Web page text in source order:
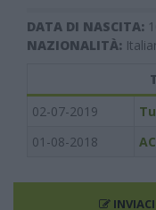
DATA DI NASCITA:
NAZIONALITÀ:
02-07-2019
01-08-2018